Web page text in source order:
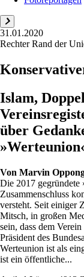
31.01.2020
Rechter Rand der
Islam,
über
Von Marvin
Die 2017 gegründete
Zusammenschluss
versteht. Seit einiger
Mitsch, in großen
sein, dass dem
Präsident des
Werteunion ist als
ist ein öffentliche...